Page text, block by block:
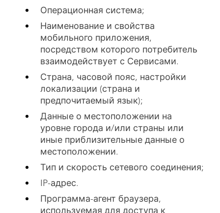
Операционная система;
Наименование и свойства
мобильного приложения,
посредством которого потребитель
взаимодействует с Сервисами.
Страна, часовой пояс, настройки
локализации (страна и
предпочитаемый язык);
Данные о местоположении на
уровне города и/или страны или
иные приблизительные данные о
местоположении.
Тип и скорость сетевого соединения;
IP-адрес.
Программа-агент браузера,
используемая для доступа к